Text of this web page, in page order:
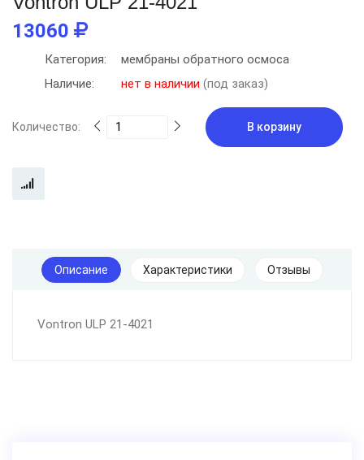
13060
Категория:
мембраны обратного осмоса
Наличие:
нет в наличии (под заказ)
Количество: В корзину
Описание Характеристики Отзывы
Vontron ULP 21-4021